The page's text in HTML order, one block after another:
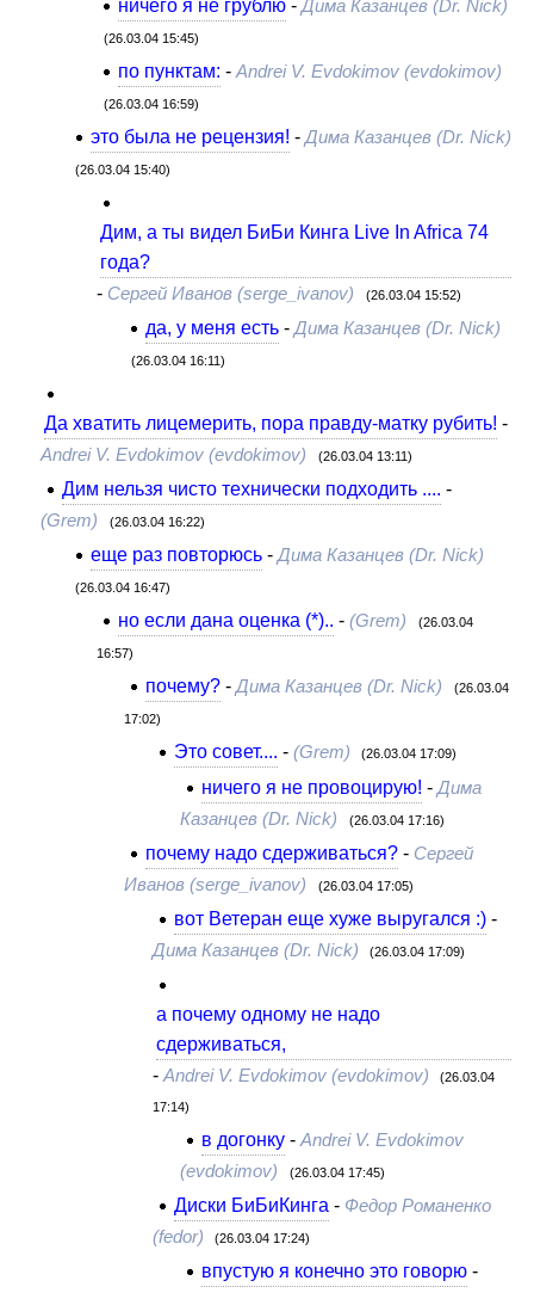
ничего я не грублю- Дима Казанцев (Dr. Nick)
(26.03.04 15:45)
по пунктам: - Andrei V. Evdokimov (evdokimov)
(26.03.04 16:59)
это была не рецензия! - Дима Казанцев (Dr. Nick)
(26.03.04 15:40)
Дим, а ты видел БиБи Кинга Live In Africa 74
года?
- Сергей Иванов (serge_ivanov) (26.03.04 15:52)
да, у меня есть -Дима Казанцев (Dr. Nick)
(26.03.04 16:11)
Да хватить лицемерить, пора правду-матку рубить! -
Andrei V. Evdokimov (evdokimov) (26.03.04 13:11)
Дим нельзя чисто технически подходить .... -
(Grem) (26.03.04 16:22)
еще раз повторюсь- Дима Казанцев (Dr. Nick)
(26.03.04 16:47)
но если дана оценка (*).. - (Grem) (26.03.04
16:57)
почему? -Дима Казанцев (Dr. Nick) (26.03.04
17:02)
Это совет.... - (Grem) (26.03.04 17:09)
ничего я не провоцирую! -Дима
Казанцев (Dr. Nick)
(26.03.04 17:16)
почему надо сдерживаться? - Сергей
Иванов (serge_ivanov)
(26.03.04 17:05)
вот Ветеран еще хуже выругался :)-
Дима Казанцев (Dr. Nick) (26.03.04 17:09)
а почему одному не надо
сдерживаться,
- Andrei V. Evdokimov (evdokimov) (26.03.04
17:14)
в догонку -Andrei V. Evdokimov
(evdokimov)
(26.03.04 17:45)
Диски БиБиКинга - Федор Романенко
(fedor)
(26.03.04 17:24)
впустую я конечно это говорю -